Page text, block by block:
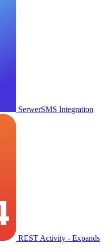
SerwerSMS Integration
REST Activity - Expands